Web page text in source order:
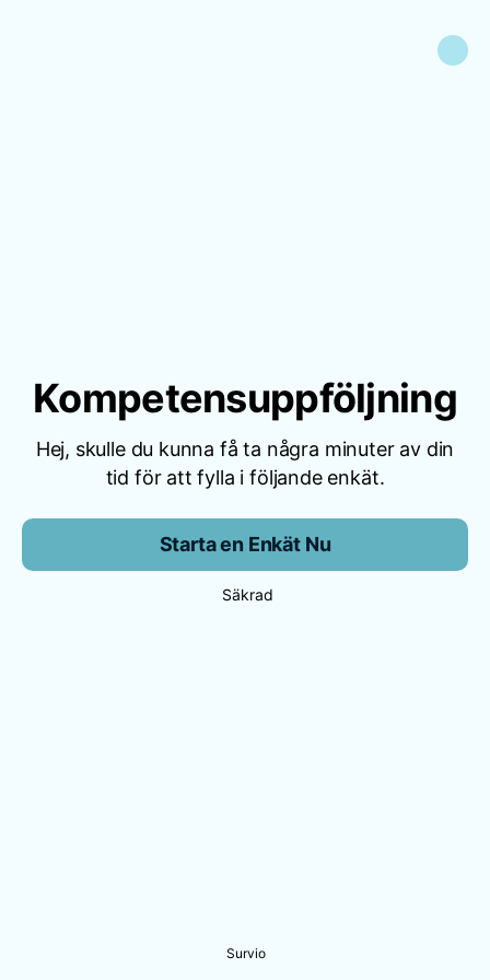
Kompetensuppföljning
Hej, skulle du kunna få ta några minuter av din
tid för att fylla i följande enkät.
Starta en Enkät Nu
Säkrad
Survio